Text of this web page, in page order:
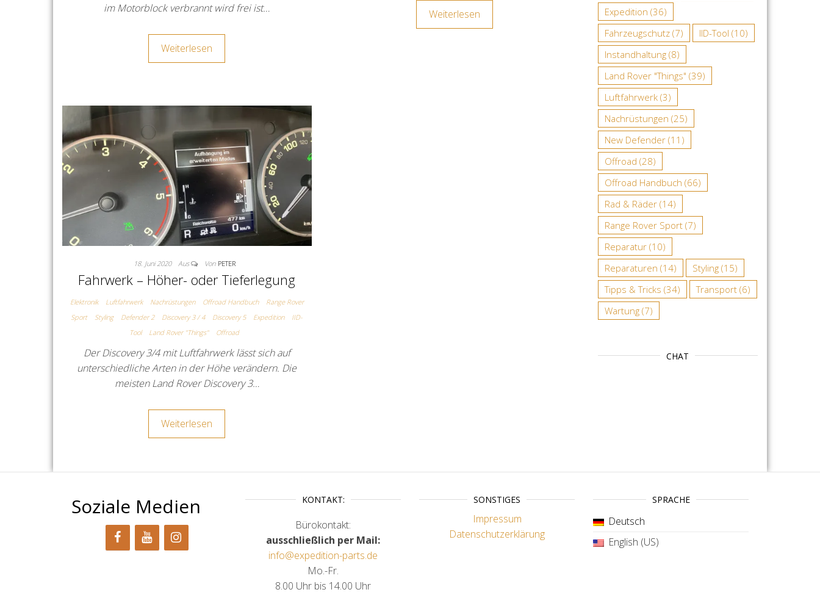
im Motorblock verbrannt wird frei ist…
Weiterlesen
Weiterlesen
18. Juni 2020 Aus Von PETER
Fahrwerk – Höher- oder Tieferlegung
Elektronik Luftfahrwerk Nachrüstungen Offroad Handbuch
Range Rover
Sport
Styling Defender 2 Discovery 3 / 4 Discovery 5 Expedition
IID-
Tool
Land Rover "Things" Offroad
Der Discovery 3/4 mit Luftfahrwerk lässt sich auf
unterschiedliche Arten in der Höhe verändern. Die
meisten Land Rover Discovery 3…
Weiterlesen
Expedition (36)
Fahrzeugschutz(7) IID-Tool (10)
Instandhaltung(8)
Land Rover "Things" (39)
Luftfahrwerk(3)
Nachrüstungen (25)
New Defender(11)
Offroad (28)
Offroad Handbuch (66)
Rad & Räder(14)
Range Rover Sport(7)
Reparatur(10)
Reparaturen (14) Styling(15)
Tipps & Tricks (34) Transport(6)
Wartung(7)
CHAT
Soziale Medien KONTAKT:
Bürokontakt:
ausschließlich per Mail:
info@expedition-parts.de
Mo.-Fr.
8.00 Uhr bis 14.00 Uhr
SONSTIGES
Impressum
Datenschutzerklärung
SPRACHE
Deutsch
English (US)